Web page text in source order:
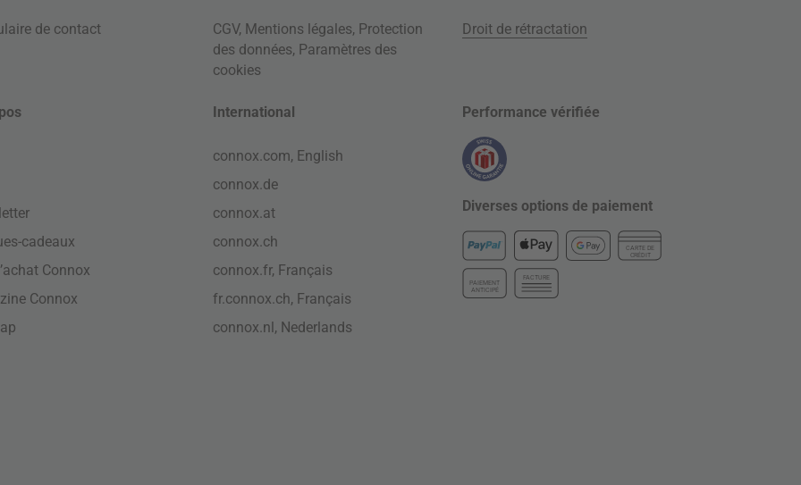
de contact CGV, Mentions légales, Protection
des données, Paramètres des
cookies
Droit de rétractation
cadeaux
Connox
Connox
International
connox.com, English
connox.de
connox.at
connox.ch
connox.fr, Français
fr.connox.ch, Français
connox.nl, Nederlands
Performance vérifiée
Diverses options de paiement
CARTE DE
CRÉDIT
PAIEMENT
ANTICIPÉ
FACTURE